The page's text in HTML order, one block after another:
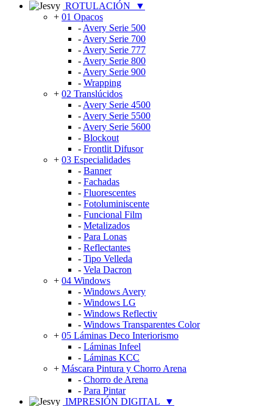
ROTULACIÓN
▼
+ 01 Opacos
- Avery Serie 500
- Avery Serie 700
- Avery Serie 777
- Avery Serie 800
- Avery Serie 900
- Wrapping
+ 02 Translúcidos
- Avery Serie 4500
- Avery Serie 5500
- Avery Serie 5600
- Blockout
- Frontlit Difusor
+ 03 Especialidades
- Banner
- Fachadas
- Fluorescentes
- Fotoluminiscente
- Funcional Film
- Metalizados
- Para Lonas
- Reflectantes
- Tipo Velleda
- Vela Dacron
+ 04 Windows
- Windows Avery
- Windows LG
- Windows Reflectiv
- Windows Transparentes Color
+ 05 Láminas Deco Interiorismo
- Láminas Infeel
- Láminas KCC
+ Máscara Pintura y Chorro Arena
- Chorro de Arena
- Para Pintar
IMPRESIÓN DIGITAL
▼